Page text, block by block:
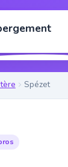
Spézet